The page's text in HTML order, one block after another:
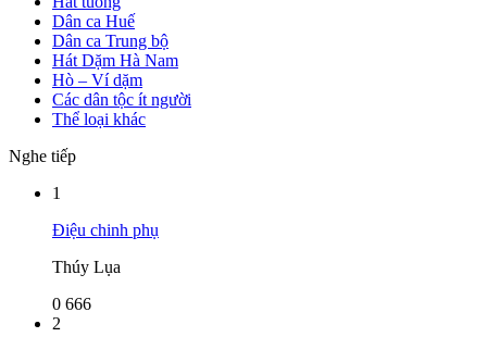
Dân ca Huế
Dân ca Trung bộ
Hát Dặm Hà Nam
Hò – Ví dặm
Các dân tộc ít người
Thể loại khác
Nghe tiếp
1
Điệu chinh phụ
Thúy Lụa
0 666
2